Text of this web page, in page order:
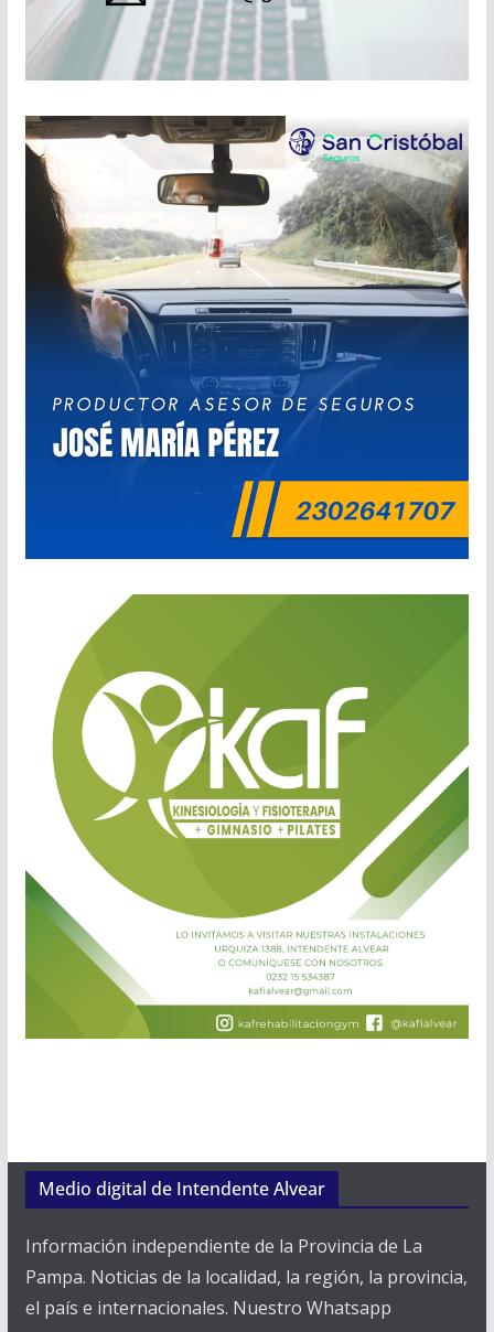
Medio digital de Intendente Alvear
Información independiente de la Provincia de La
Pampa. Noticias de la localidad, la región, la provincia,
el país e internacionales. Nuestro Whatsapp